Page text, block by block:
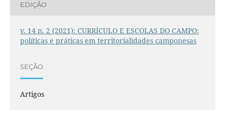
EDIÇÃO
v. 14 n. 2 (2021): CURRÍCULO E ESCOLAS DO CAMPO:
políticas e práticas em territorialidades camponesas
SEÇÃO
Artigos